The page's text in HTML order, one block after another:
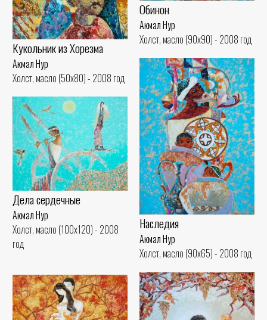
Обинон
Акмал Нур
Холст, масло (90x90) - 2008 год
Кукольник из Хорезма
Акмал Нур
Холст, масло (50x80) - 2008 год
Наследия
Акмал Нур
Холст, масло (90x65) - 2008 год
Дела сердечные
Акмал Нур
Холст, масло (100x120) - 2008
год